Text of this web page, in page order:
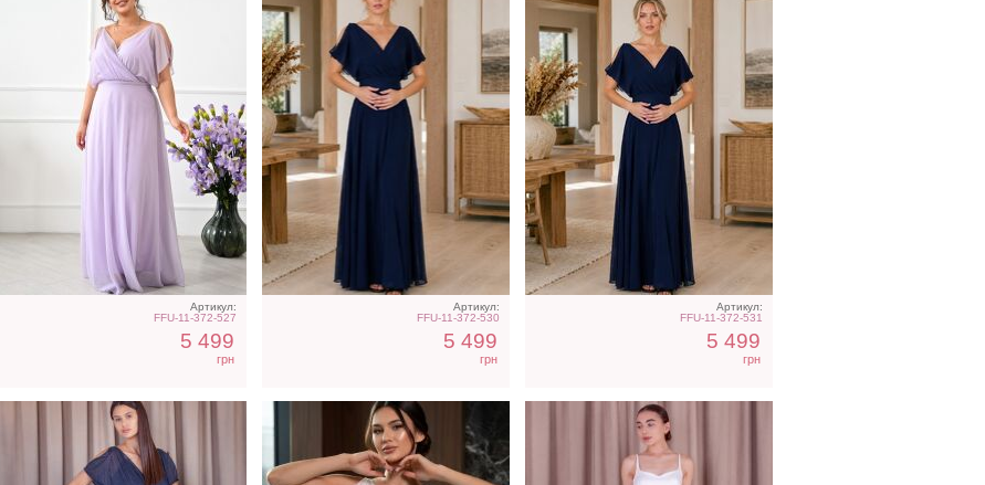
Артикул:
FFU-11-372-527
5 499
грн
Артикул:
FFU-11-372-530
5 499
грн
Артикул:
FFU-11-372-531
5 499
грн
Вечернее блестящее
синее платье на короткий
рукав
Вечернее белое платье в
пол на короткий рукав c
поясом
Атласное длинное платье
на бретелях в белом цвете